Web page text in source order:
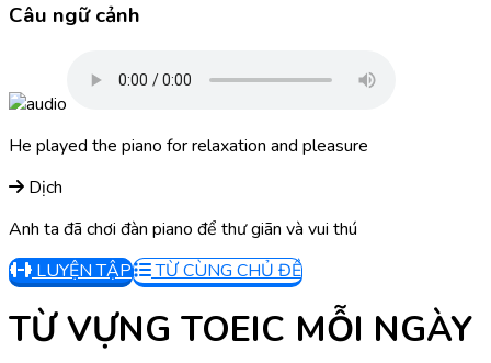
Câu ngữ cảnh
He played the piano for relaxation and pleasure
Dịch
Anh ta đã chơi đàn piano để thư giãn và vui thú
LUYỆN TẬP
TỪ CÙNG CHỦ ĐỀ
TỪ VỰNG TOEIC MỖI NGÀY